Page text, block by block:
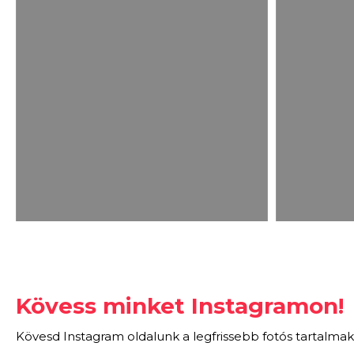
Kövess minket Instagramon!
Kövesd Instagram oldalunk a legfrissebb fotós